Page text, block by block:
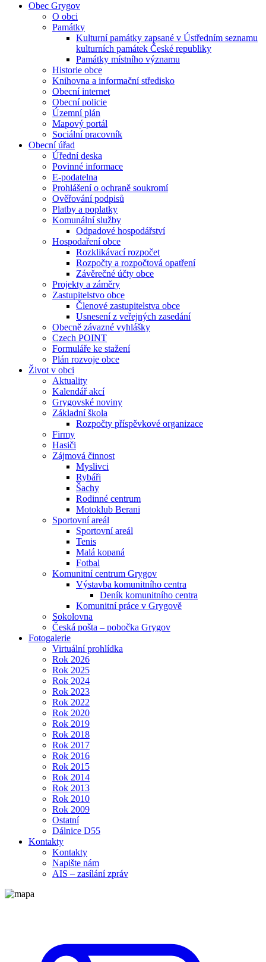
Obec Grygov
O obci
Památky
Kulturní památky zapsané v Ústředním seznamu
kulturních památek České republiky
Památky místního významu
Historie obce
Knihovna a informační středisko
Obecní internet
Obecní policie
Územní plán
Mapový portál
Sociální pracovník
Obecní úřad
Úřední deska
Povinné informace
E-podatelna
Prohlášení o ochraně soukromí
Ověřování podpisů
Platby a poplatky
Komunální služby
Odpadové hospodářství
Hospodaření obce
Rozklikávací rozpočet
Rozpočty a rozpočtová opatření
Závěrečné účty obce
Projekty a záměry
Zastupitelstvo obce
Členové zastupitelstva obce
Usnesení z veřejných zasedání
Obecně závazné vyhlášky
Czech POINT
Formuláře ke stažení
Plán rozvoje obce
Život v obci
Aktuality
Kalendář akcí
Grygovské noviny
Základní škola
Rozpočty příspěvkové organizace
Firmy
Hasiči
Zájmová činnost
Myslivci
Rybáři
Šachy
Rodinné centrum
Motoklub Berani
Sportovní areál
Sportovní areál
Tenis
Malá kopaná
Fotbal
Komunitní centrum Grygov
Výstavba komunitního centra
Deník komunitního centra
Komunitní práce v Grygově
Sokolovna
Česká pošta – pobočka Grygov
Fotogalerie
Virtuální prohlídka
Rok 2026
Rok 2025
Rok 2024
Rok 2023
Rok 2022
Rok 2020
Rok 2019
Rok 2018
Rok 2017
Rok 2016
Rok 2015
Rok 2014
Rok 2013
Rok 2010
Rok 2009
Ostatní
Dálnice D55
Kontakty
Kontakty
Napište nám
AIS – zasílání zpráv